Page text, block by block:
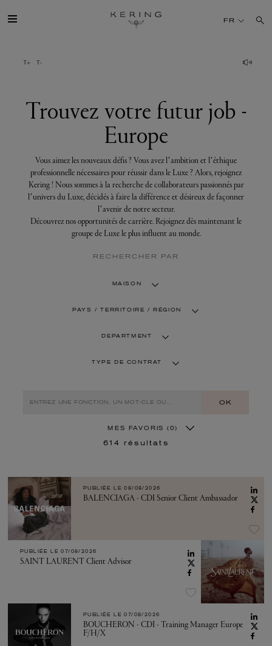
votre
futur
DÉV. DURABLE
FINANCE
PRESSE
FR
Trouvez votre futur job -
Europe
Vous aimez les nouveaux défis ? Vous avez l’ambition et l’éthique
professionnelle nécessaires pour réussir dans le Luxe ? Alors, rejoignez
Kering ! Nous sommes à la recherche de collaborateurs passionnés par
l’univers du Luxe, décidés à faire la différence et désireux de façonner
l’avenir de notre secteur.
Découvrez nos opportunités de carrière. Rejoignez dès maintenant le
groupe de Luxe le plus influent au monde.
RECHERCHER PAR
MAISON
PAYS / TERRITOIRE / RÉGION
DEPARTMENT
TYPE DE CONTRAT
OK
MES FAVORIS (0)
614 résultats
PUBLIÉE LE 08/08/2026
BALENCIAGA - CDI Senior Client Ambassador
PUBLIÉE LE 07/08/2026
SAINT LAURENT Client Advisor
PUBLIÉE LE 07/08/2026
BOUCHERON - CDI - Training Manager Europe
F/H/X